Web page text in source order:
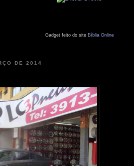
Gadget feito do site Bíblia Online
DE 2014